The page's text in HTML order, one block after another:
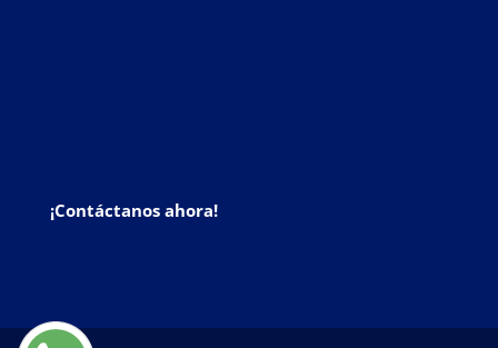
¡Contáctanos ahora!